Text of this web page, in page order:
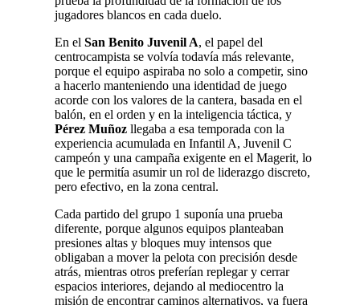
jugadores blancos en cada duelo.
En el San Benito Juvenil A, el papel del
centrocampista se volvía todavía más relevante,
porque el equipo aspiraba no solo a competir, sino
a hacerlo manteniendo una identidad de juego
acorde con los valores de la cantera, basada en el
balón, en el orden y en la inteligencia táctica, y
Pérez Muñoz llegaba a esa temporada con la
experiencia acumulada en Infantil A, Juvenil C
campeón y una campaña exigente en el Magerit, lo
que le permitía asumir un rol de liderazgo discreto,
pero efectivo, en la zona central.
Cada partido del grupo 1 suponía una prueba
diferente, porque algunos equipos planteaban
presiones altas y bloques muy intensos que
obligaban a mover la pelota con precisión desde
atrás, mientras otros preferían replegar y cerrar
espacios interiores, dejando al mediocentro la
misión de encontrar caminos alternativos, ya fuera